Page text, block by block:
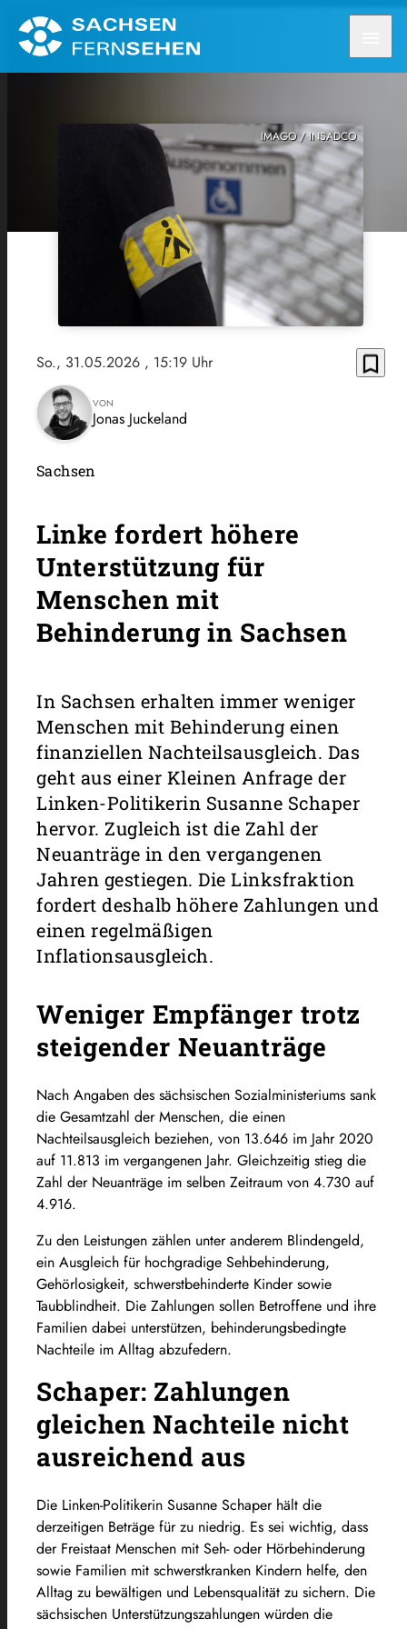
IMAGO / INSADCO
So., 31.05.2026 , 15:19 Uhr bookmark_border
VON
Jonas Juckeland
Sachsen
Linke fordert höhere
Unterstützung für
Menschen mit
Behinderung in Sachsen
In Sachsen erhalten immer weniger
Menschen mit Behinderung einen
finanziellen Nachteilsausgleich. Das
geht aus einer Kleinen Anfrage der
Linken-Politikerin Susanne Schaper
hervor. Zugleich ist die Zahl der
Neuanträge in den vergangenen
Jahren gestiegen. Die Linksfraktion
fordert deshalb höhere Zahlungen und
einen regelmäßigen
Inflationsausgleich.
Weniger Empfänger trotz
steigender Neuanträge
Nach Angaben des sächsischen Sozialministeriums sank
die Gesamtzahl der Menschen, die einen
Nachteilsausgleich beziehen, von 13.646 im Jahr 2020
auf 11.813 im vergangenen Jahr. Gleichzeitig stieg die
Zahl der Neuanträge im selben Zeitraum von 4.730 auf
4.916.
Zu den Leistungen zählen unter anderem Blindengeld,
ein Ausgleich für hochgradige Sehbehinderung,
Gehörlosigkeit, schwerstbehinderte Kinder sowie
Taubblindheit. Die Zahlungen sollen Betroffene und ihre
Familien dabei unterstützen, behinderungsbedingte
Nachteile im Alltag abzufedern.
Schaper: Zahlungen
gleichen Nachteile nicht
ausreichend aus
Die Linken-Politikerin Susanne Schaper hält die
derzeitigen Beträge für zu niedrig. Es sei wichtig, dass
der Freistaat Menschen mit Seh- oder Hörbehinderung
sowie Familien mit schwerstkranken Kindern helfe, den
Alltag zu bewältigen und Lebensqualität zu sichern. Die
sächsischen Unterstützungszahlungen würden die